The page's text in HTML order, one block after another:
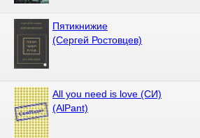
Пятикнижие
(Сергей Ростовцев)
All you need is love (СИ)
(AlPant)